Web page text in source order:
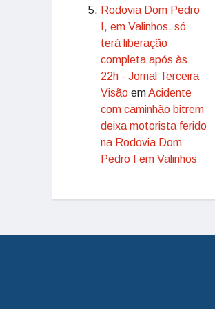
Rodovia Dom Pedro
I, em Valinhos, só
terá liberação
completa após às
22h - Jornal Terceira
Visão emAcidente
com caminhão bitrem
deixa motorista ferido
na Rodovia Dom
Pedro I em Valinhos